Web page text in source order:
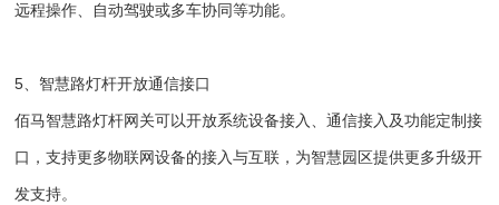
远程操作、自动驾驶或多车协同等功能。
5、智慧路灯杆开放通信接口
佰马智慧路灯杆网关可以开放系统设备接入、通信接入及功能定制接
口，支持更多物联网设备的接入与互联，为智慧园区提供更多升级开
发支持。